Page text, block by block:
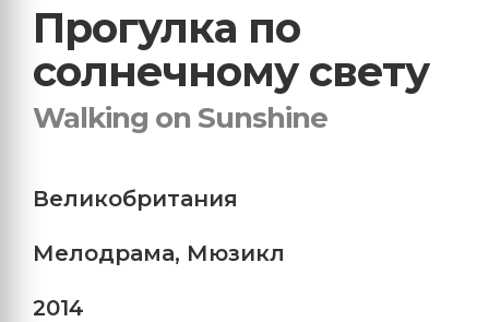
Прогулка по
солнечному свету
Walking on Sunshine
Великобритания
Мелодрама, Мюзикл
2014